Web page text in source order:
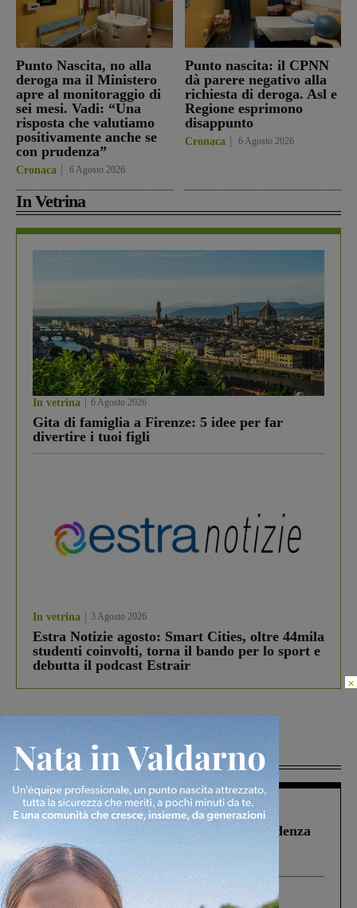
Punto Nascita, no alla
deroga ma il Ministero
apre al monitoraggio di
sei mesi. Vadi: “Una
risposta che valutiamo
positivamente anche se
con prudenza”
Cronaca 6 Agosto 2026
Punto nascita: il CPNN
dà parere negativo alla
richiesta di deroga. Asl e
Regione esprimono
disappunto
Cronaca 6 Agosto 2026
In Vetrina
In vetrina 6 Agosto 2026
Gita di famiglia a Firenze: 5 idee per far
divertire i tuoi figli
In vetrina 3 Agosto 2026
Estra Notizie agosto: Smart Cities, oltre 44mila
studenti coinvolti, torna il bando per lo sport e
debutta il podcast Estrair
Più lette
Figline Incisa Valdarno 1 Agosto 2026
Piscina di Figline finanziata oltre la scadenza
Pnrr, il gruppo di Fratelli d’Italia: “Un
ringraziamento al Governo”
Cronaca 4 Agosto 2026
×